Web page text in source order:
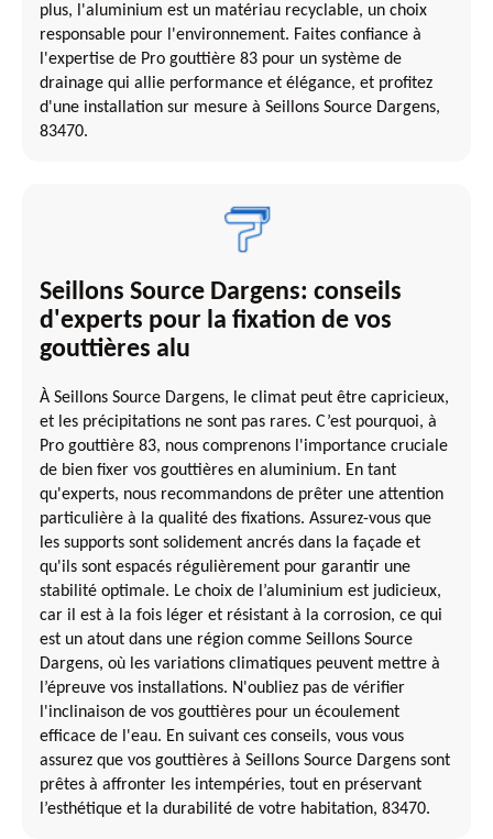
plus, l'aluminium est un matériau recyclable, un choix
responsable pour l'environnement. Faites confiance à
l'expertise de Pro gouttière 83 pour un système de
drainage qui allie performance et élégance, et profitez
d'une installation sur mesure à Seillons Source Dargens,
83470.
Seillons Source Dargens: conseils
d'experts pour la fixation de vos
gouttières alu
À Seillons Source Dargens, le climat peut être capricieux,
et les précipitations ne sont pas rares. C’est pourquoi, à
Pro gouttière 83, nous comprenons l'importance cruciale
de bien fixer vos gouttières en aluminium. En tant
qu'experts, nous recommandons de prêter une attention
particulière à la qualité des fixations. Assurez-vous que
les supports sont solidement ancrés dans la façade et
qu'ils sont espacés régulièrement pour garantir une
stabilité optimale. Le choix de l’aluminium est judicieux,
car il est à la fois léger et résistant à la corrosion, ce qui
est un atout dans une région comme Seillons Source
Dargens, où les variations climatiques peuvent mettre à
l’épreuve vos installations. N'oubliez pas de vérifier
l'inclinaison de vos gouttières pour un écoulement
efficace de l'eau. En suivant ces conseils, vous vous
assurez que vos gouttières à Seillons Source Dargens sont
prêtes à affronter les intempéries, tout en préservant
l’esthétique et la durabilité de votre habitation, 83470.